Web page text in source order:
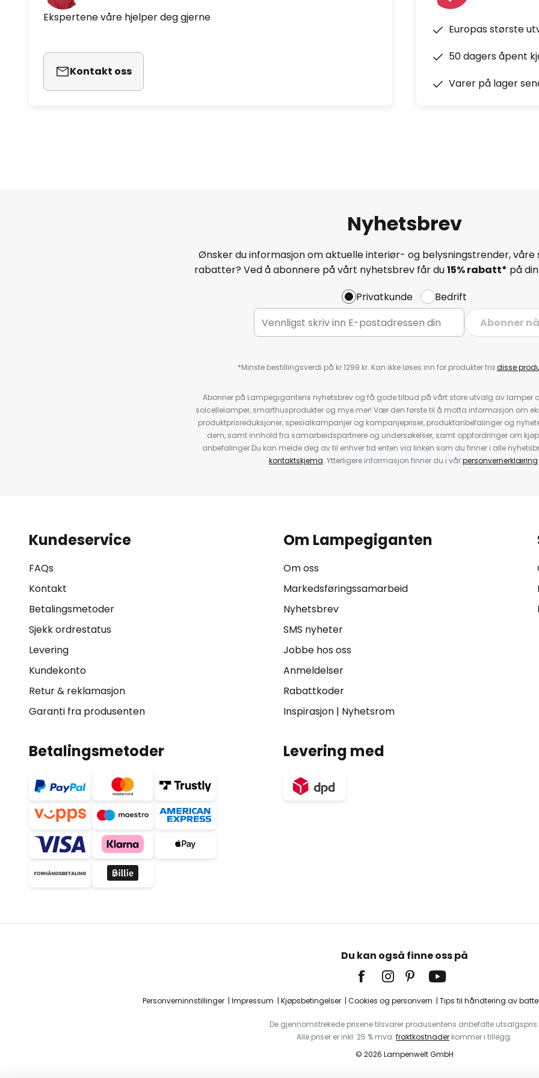
Ekspertene våre hjelper deg gjerne
Kontakt oss
Europas største
50 dagers åpent
Varer på lager
Nyhetsbrev
Ønsker du informasjon om aktuelle interiør- og belysningstrender, våre
rabatter? Ved å abonnere på vårt nyhetsbrev får du15% rabatt* på
Privatkunde
Bedrift
Abonner nå
*Minste bestillingsverdi på kr 1299 kr. Kan ikke løses inn for produkter fra disse
Abonner på Lampegigantens nyhetsbrev og få gode tilbud på vårt store utvalg av lamper
solcellelamper, smarthusprodukter og mye mer! Vær den første til å motta informasjon om
produktprisreduksjoner, spesialkampanjer og kampanjepriser, produktanbefalinger og
dem, samt innhold fra samarbeidspartnere og undersøkelser, samt oppfordringer om
anbefalinger.Du kan melde deg av til enhver tid enten via linken som du finner i alle
kontaktskjema. Ytterligere informasjon finner du i vårpersonvernerklæring.
Kundeservice
FAQs
Kontakt
Betalingsmetoder
Sjekk ordrestatus
Levering
Kundekonto
Retur & reklamasjon
Garanti fra produsenten
Om Lampegiganten
Om oss
Markedsføringssamarbeid
Nyhetsbrev
SMS nyheter
Jobbe hos oss
Anmeldelser
Rabattkoder
Inspirasjon| Nyhetsrom
Betalingsmetoder Levering med
Du kan også finne oss på
Personverninnstillinger Impressum Kjøpsbetingelser Cookies og personvern Tips til håndtering av
De gjennomstrekede prisene tilsvarer produsentens anbefalte utsalgspris.
Alle priser er inkl. 25 % mva. fraktkostnader kommer i tillegg.
© 2026 Lampenwelt GmbH